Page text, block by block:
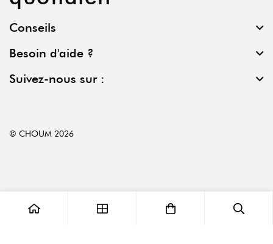
Conseils
Besoin d'aide ?
Suivez-nous sur :
© CHOUM 2026